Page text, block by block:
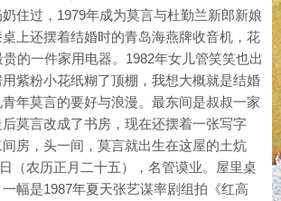
住过，1979年成为莫言与杜勤兰新郎新娘
上还摆着结婚时的青岛海燕牌收音机，花
的一件家用电器。1982年女儿管笑笑也出
紫粉小花纸糊了顶棚，我想大概就是结婚
年莫言的要好与浪漫。最东间是叔叔一家
莫言改成了书房，现在还摆着一张写字
房，头一间，莫言就出生在这屋的土炕
日（农历正月二十五），名管谟业。屋里桌
一幅是1987年夏天张艺谋率剧组拍《红高